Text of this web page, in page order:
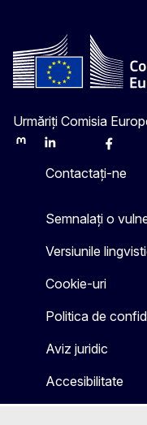
Urmăriți Comisia
MastodonLinkedInBluesky
Contactați-ne
Semnalați o
Versiunile
Cookie-uri
Politica de
Aviz juridic
Accesibilitate